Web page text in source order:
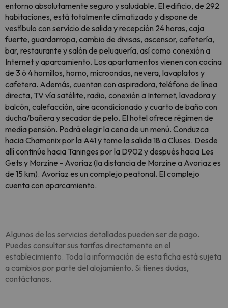
entorno absolutamente seguro y saludable. El edificio, de 292
habitaciones, está totalmente climatizado y dispone de
vestíbulo con servicio de salida y recepción 24 horas, caja
fuerte, guardarropa, cambio de divisas, ascensor, cafetería,
bar, restaurante y salón de peluquería, así como conexión a
Internet y aparcamiento. Los apartamentos vienen con cocina
de 3 ó 4 hornillos, horno, microondas, nevera, lavaplatos y
cafetera. Además, cuentan con aspiradora, teléfono de línea
directa, TV vía satélite, radio, conexión a Internet, lavadora y
balcón, calefacción, aire acondicionado y cuarto de baño con
ducha/bañera y secador de pelo. El hotel ofrece régimen de
media pensión. Podrá elegir la cena de un menú. Conduzca
hacia Chamonix por la A41 y tome la salida 18 a Cluses. Desde
allí continúe hacia Taninges por la D902 y después hacia Les
Gets y Morzine - Avoriaz (la distancia de Morzine a Avoriaz es
de 15 km). Avoriaz es un complejo peatonal. El complejo
cuenta con aparcamiento.
Algunos de los servicios detallados pueden ser de pago.
Puedes consultar sus tarifas directamente en el
establecimiento. Toda la información de esta ficha está sujeta
a cambios por parte del alojamiento. Si tienes dudas,
contáctanos.